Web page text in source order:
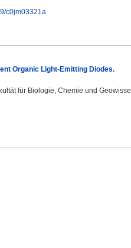
c0jm03321a
Organic Light-Emitting Diodes.
für Biologie, Chemie und